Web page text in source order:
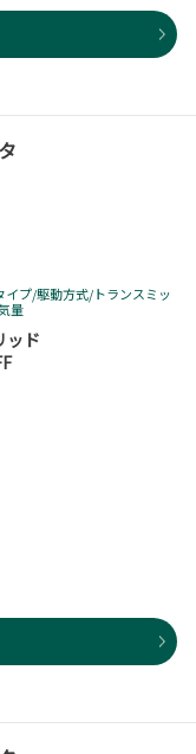
イプ/駆動方式/トランスミッ
量
ッド